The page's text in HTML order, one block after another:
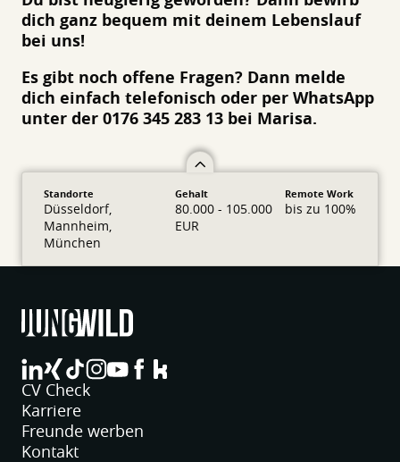
dich ganz bequem mit deinem Lebenslauf
bei uns!
Es gibt noch offene Fragen? Dann melde
dich einfach telefonisch oder per WhatsApp
unter der 0176 345 283 13 bei Marisa.
Standorte
Düsseldorf,
Mannheim,
München
Gehalt
80.000 - 105.000
EUR
Remote Work
bis zu 100%
jungwild bei LinkedIn
jungwild bei XING
jungwild bei TikTok
jungwild bei Instagram
jungwild bei YouTube
jungwild bei Facebook
CV Check
Karriere
Freunde werben
Kontakt